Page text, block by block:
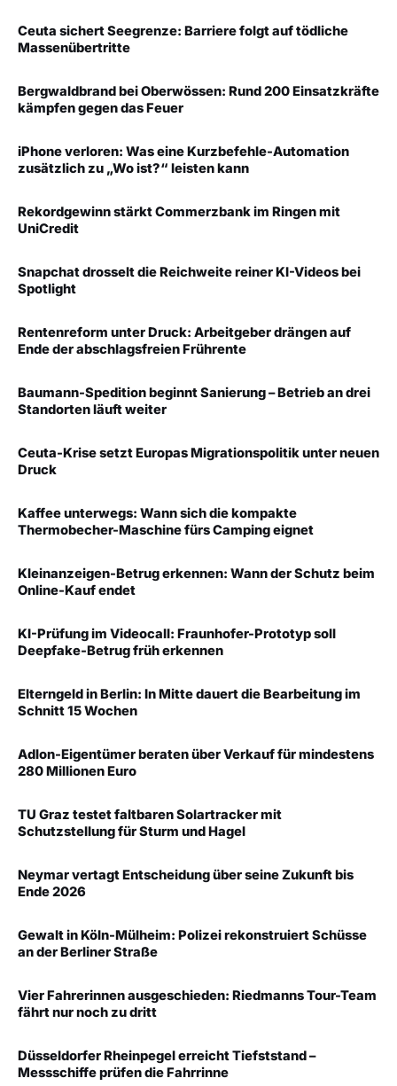
Ceuta sichert Seegrenze: Barriere folgt auf tödliche
Massenübertritte
Bergwaldbrand bei Oberwössen: Rund 200 Einsatzkräfte
kämpfen gegen das Feuer
iPhone verloren: Was eine Kurzbefehle-Automation
zusätzlich zu „Wo ist?“ leisten kann
Rekordgewinn stärkt Commerzbank im Ringen mit
UniCredit
Snapchat drosselt die Reichweite reiner KI-Videos bei
Spotlight
Rentenreform unter Druck: Arbeitgeber drängen auf
Ende der abschlagsfreien Frührente
Baumann-Spedition beginnt Sanierung – Betrieb an drei
Standorten läuft weiter
Ceuta-Krise setzt Europas Migrationspolitik unter neuen
Druck
Kaffee unterwegs: Wann sich die kompakte
Thermobecher-Maschine fürs Camping eignet
Kleinanzeigen-Betrug erkennen: Wann der Schutz beim
Online-Kauf endet
KI-Prüfung im Videocall: Fraunhofer-Prototyp soll
Deepfake-Betrug früh erkennen
Elterngeld in Berlin: In Mitte dauert die Bearbeitung im
Schnitt 15 Wochen
Adlon-Eigentümer beraten über Verkauf für mindestens
280 Millionen Euro
TU Graz testet faltbaren Solartracker mit
Schutzstellung für Sturm und Hagel
Neymar vertagt Entscheidung über seine Zukunft bis
Ende 2026
Gewalt in Köln-Mülheim: Polizei rekonstruiert Schüsse
an der Berliner Straße
Vier Fahrerinnen ausgeschieden: Riedmanns Tour-Team
fährt nur noch zu dritt
Düsseldorfer Rheinpegel erreicht Tiefststand –
Messschiffe prüfen die Fahrrinne